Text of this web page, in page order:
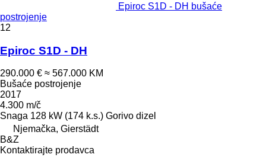
Epiroc S1D - DH bušaće
postrojenje
12
Epiroc S1D - DH
290.000 € ≈ 567.000 KM
Bušaće postrojenje
2017
4.300 m/č
Snaga 128 kW (174 k.s.) Gorivo dizel
Njemačka, Gierstädt
B&Z
Kontaktirajte prodavca